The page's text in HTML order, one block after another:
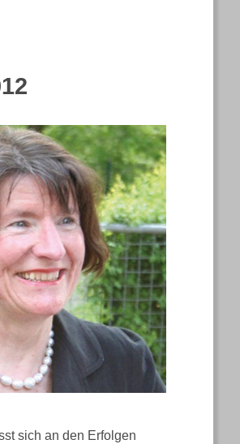
sich an den Erfolgen